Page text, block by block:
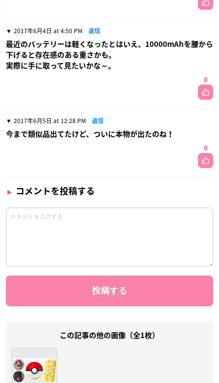
2017年6月4日 at 4:50 PM 返信
最近のバッテリーは軽くなったとはいえ、10000mAhを腰から
下げると存在感のある重さかも。
実際に手に取って見たいかな～。
0
2017年6月5日 at 12:28 PM 返信
今まで類似品出てたけど、ついに本物が出たのね！
0
コメントを投稿する
この記事の他の画像（全1枚）